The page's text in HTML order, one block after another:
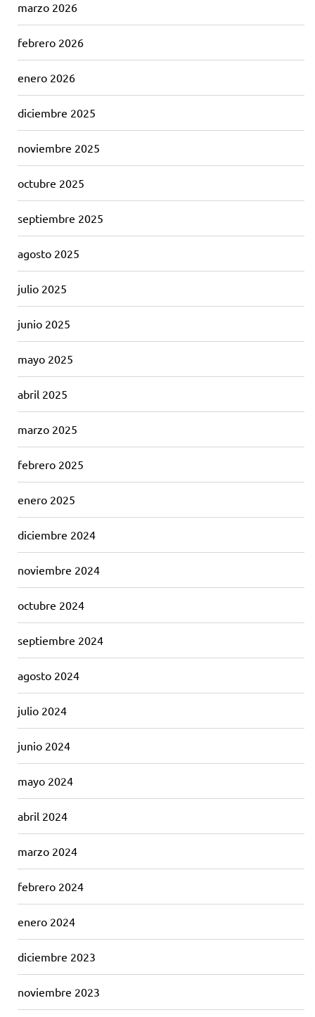
marzo 2026
febrero 2026
enero 2026
diciembre 2025
noviembre 2025
octubre 2025
septiembre 2025
agosto 2025
julio 2025
junio 2025
mayo 2025
abril 2025
marzo 2025
febrero 2025
enero 2025
diciembre 2024
noviembre 2024
octubre 2024
septiembre 2024
agosto 2024
julio 2024
junio 2024
mayo 2024
abril 2024
marzo 2024
febrero 2024
enero 2024
diciembre 2023
noviembre 2023